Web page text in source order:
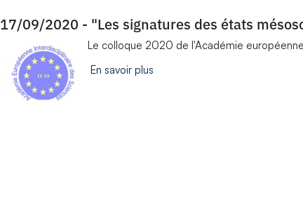
17/09/2020 - "Les signatures des états
Le colloque 2020 de l'Académie
En savoir plus